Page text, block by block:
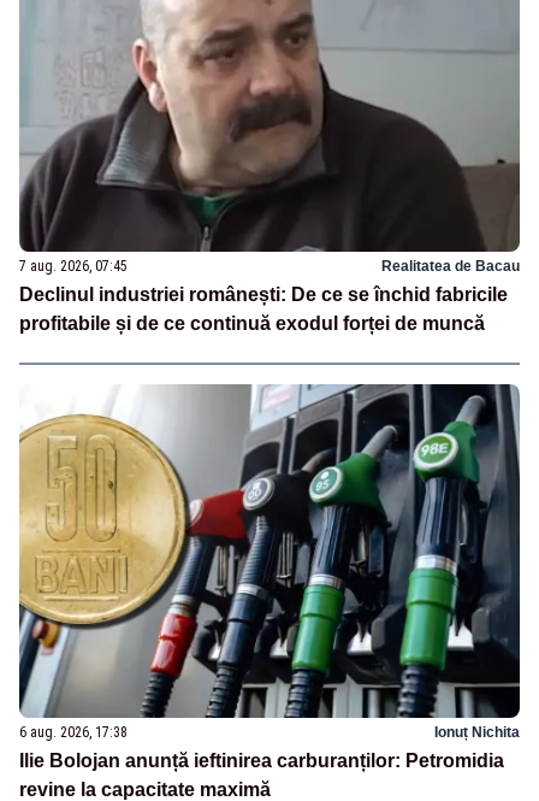
7 aug. 2026, 07:45 Realitatea de Bacau
Declinul industriei românești: De ce se închid fabricile
profitabile și de ce continuă exodul forței de muncă
6 aug. 2026, 17:38 Ionuț Nichita
Ilie Bolojan anunță ieftinirea carburanților: Petromidia
revine la capacitate maximă